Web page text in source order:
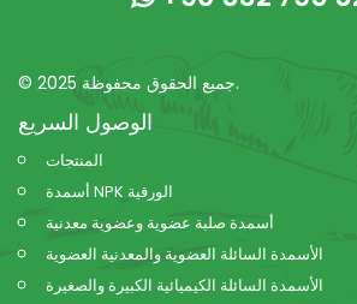
© 2025 جميع الحقوق محفوظة.
الوصول السريع
المنتجات
أسمدة NPK الورقية
أسمدة صلبة عضوية وعضوية معدنية
الأسمدة السائلة العضوية والمعدنية العضوية
الأسمدة السائلة الكيميائية الكبيرة والصغيرة